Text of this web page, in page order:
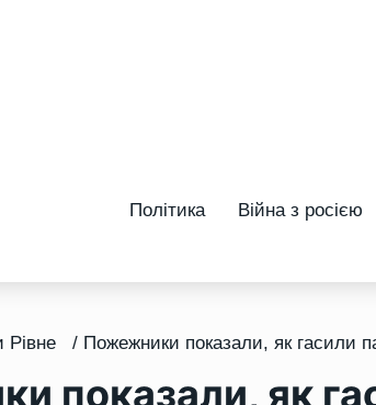
Політика Війна з росією
Рівне
показали, як